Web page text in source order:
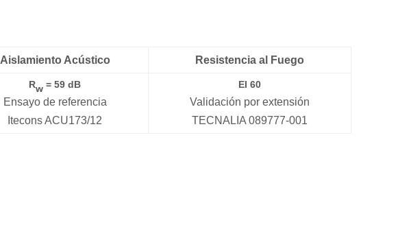
Aislamiento Acústico Resistencia al Fuego
Rw = 59 dB
Ensayo de referencia
Itecons ACU173/12
EI 60
Validación por extensión
TECNALIA 089777-001